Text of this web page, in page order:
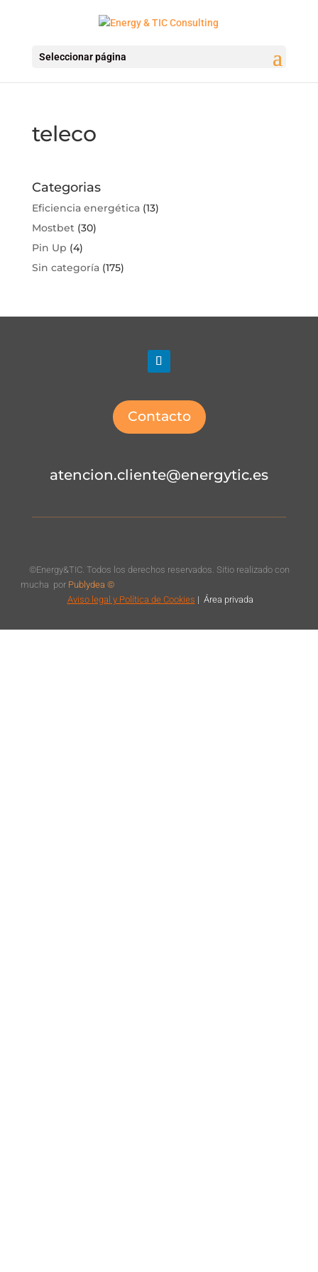
Seleccionar página
teleco
Categorias
Eficiencia energética(13)
Mostbet(30)
Pin Up (4)
Sin categoría(175)
Contacto
atencion.cliente@energytic.es
©Energy&TIC. Todos los derechos reservados. Sitio realizado con
mucha por Publydea ©
Aviso legal y Política de Cookies | Área privada